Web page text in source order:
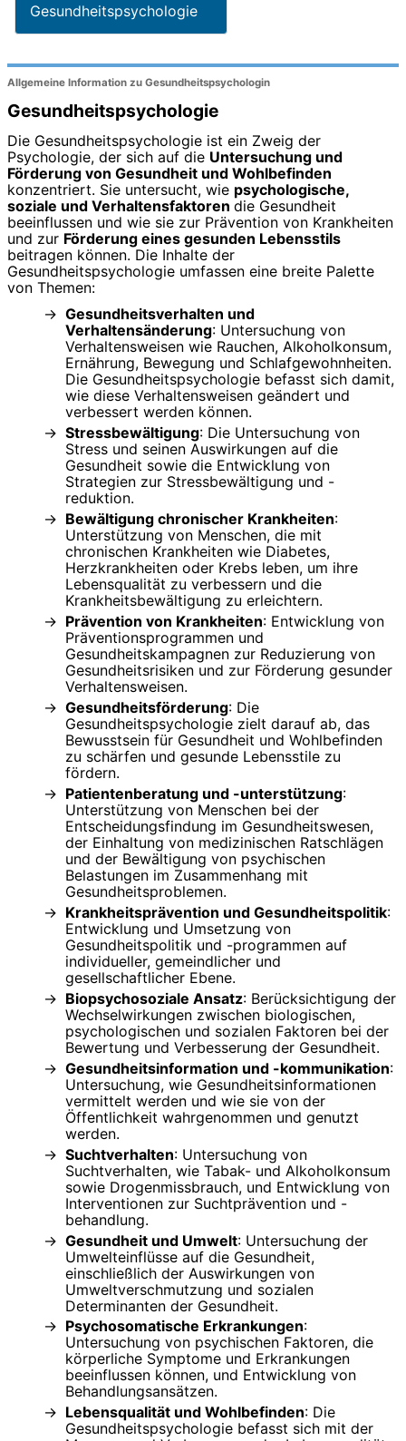
Gesundheitspsychologie
Allgemeine Information zu Gesundheitspsychologin
Gesundheitspsychologie
Die Gesundheitspsychologie ist ein Zweig der
Psychologie, der sich auf die Untersuchung und
Förderung von Gesundheit und Wohlbefinden
konzentriert. Sie untersucht, wie psychologische,
soziale und Verhaltensfaktoren die Gesundheit
beeinflussen und wie sie zur Prävention von Krankheiten
und zur Förderung eines gesunden Lebensstils
beitragen können. Die Inhalte der
Gesundheitspsychologie umfassen eine breite Palette
von Themen:
Gesundheitsverhalten und
Verhaltensänderung: Untersuchung von
Verhaltensweisen wie Rauchen, Alkoholkonsum,
Ernährung, Bewegung und Schlafgewohnheiten.
Die Gesundheitspsychologie befasst sich damit,
wie diese Verhaltensweisen geändert und
verbessert werden können.
Stressbewältigung: Die Untersuchung von
Stress und seinen Auswirkungen auf die
Gesundheit sowie die Entwicklung von
Strategien zur Stressbewältigung und -
reduktion.
Bewältigung chronischer Krankheiten:
Unterstützung von Menschen, die mit
chronischen Krankheiten wie Diabetes,
Herzkrankheiten oder Krebs leben, um ihre
Lebensqualität zu verbessern und die
Krankheitsbewältigung zu erleichtern.
Prävention von Krankheiten: Entwicklung von
Präventionsprogrammen und
Gesundheitskampagnen zur Reduzierung von
Gesundheitsrisiken und zur Förderung gesunder
Verhaltensweisen.
Gesundheitsförderung: Die
Gesundheitspsychologie zielt darauf ab, das
Bewusstsein für Gesundheit und Wohlbefinden
zu schärfen und gesunde Lebensstile zu
fördern.
Patientenberatung und -unterstützung:
Unterstützung von Menschen bei der
Entscheidungsfindung im Gesundheitswesen,
der Einhaltung von medizinischen Ratschlägen
und der Bewältigung von psychischen
Belastungen im Zusammenhang mit
Gesundheitsproblemen.
Krankheitsprävention und Gesundheitspolitik:
Entwicklung und Umsetzung von
Gesundheitspolitik und -programmen auf
individueller, gemeindlicher und
gesellschaftlicher Ebene.
Biopsychosoziale Ansatz: Berücksichtigung der
Wechselwirkungen zwischen biologischen,
psychologischen und sozialen Faktoren bei der
Bewertung und Verbesserung der Gesundheit.
Gesundheitsinformation und -kommunikation:
Untersuchung, wie Gesundheitsinformationen
vermittelt werden und wie sie von der
Öffentlichkeit wahrgenommen und genutzt
werden.
Suchtverhalten: Untersuchung von
Suchtverhalten, wie Tabak- und Alkoholkonsum
sowie Drogenmissbrauch, und Entwicklung von
Interventionen zur Suchtprävention und -
behandlung.
Gesundheit und Umwelt: Untersuchung der
Umwelteinflüsse auf die Gesundheit,
einschließlich der Auswirkungen von
Umweltverschmutzung und sozialen
Determinanten der Gesundheit.
Psychosomatische Erkrankungen:
Untersuchung von psychischen Faktoren, die
körperliche Symptome und Erkrankungen
beeinflussen können, und Entwicklung von
Behandlungsansätzen.
Lebensqualität und Wohlbefinden: Die
Gesundheitspsychologie befasst sich mit der